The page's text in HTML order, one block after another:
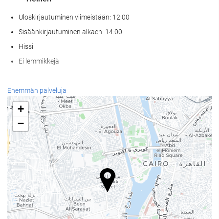
Uloskirjautuminen viimeistään: 12:00
Sisäänkirjautuminen alkaen: 14:00
Hissi
Ei lemmikkejä
Wellness
Kylpyläpalvelut
Höyrysauna / turkkilainen sauna
Sauna
Kuntosali
Vastaanottopalvelut
24h-vastaanotto
Matkatavarasäilytys
Enemmän palveluja
+
−